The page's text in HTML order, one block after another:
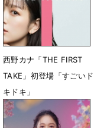
西野カナ「THE FIRST
TAKE」初登場「すごいド
キドキ」
7月11日 15時22分